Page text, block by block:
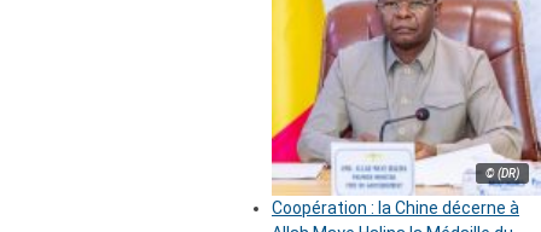
© (DR)
Coopération : la Chine décerne à